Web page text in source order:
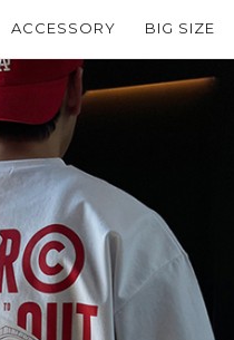
ACCESSORY BIG SIZE